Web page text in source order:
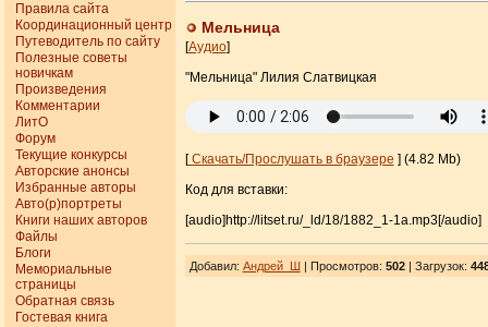
Правила сайта
Координационный центр
Путеводитель по сайту
Полезные советы
новичкам
Произведения
Комментарии
ЛитО
Форум
Текущие конкурсы
Авторские анонсы
Избранные авторы
Авто(р)портреты
Книги наших авторов
Файлы
Блоги
Мемориальные
страницы
Обратная связь
Гостевая книга
Мельница
[Аудио]
"Мельница" Лилия Слатвицкая
[Скачать/Прослушать в браузере ] (4.82 Mb)
Код для вставки:
[audio]http://litset.ru/_ld/18/1882_1-1a.mp3[/audio]
Добавил: Андрей_Ш | Просмотров: 502| Загрузок: